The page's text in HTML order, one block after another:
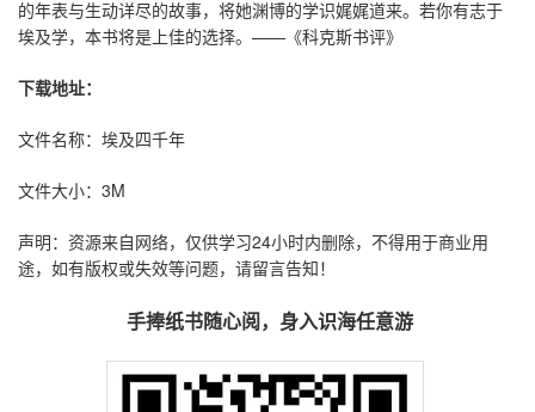
的年表与生动详尽的故事，将她渊博的学识娓娓道来。若你有志于
埃及学，本书将是上佳的选择。——《科克斯书评》
下载地址：
文件名称：埃及四千年
文件大小：3M
声明：资源来自网络，仅供学习24小时内删除，不得用于商业用
途，如有版权或失效等问题，请留言告知！
手捧纸书随心阅，身入识海任意游